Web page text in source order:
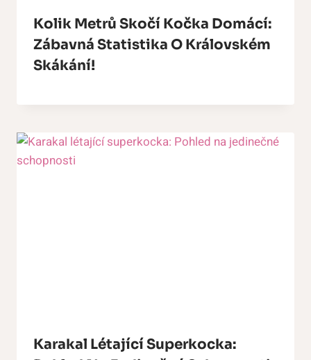
Kolik Metrů Skočí Kočka Domácí:
Zábavná Statistika O Královském
Skákání!
Karakal Létající Superkocka: